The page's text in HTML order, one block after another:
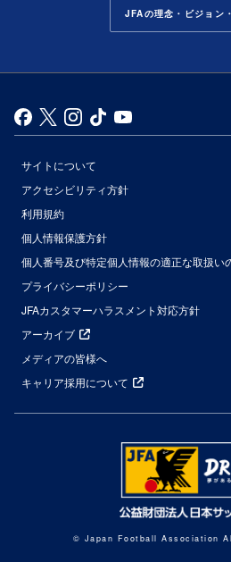
JFAの理念・ビジョン
サイトについて
アクセシビリティ方針
利用規約
個人情報保護方針
個人番号及び特定個人情報の適正な取扱い
プライバシーポリシー
JFAカスタマーハラスメント対応方針
アーカイブ
メディアの皆様へ
キャリア採用について
© Japan Football Association